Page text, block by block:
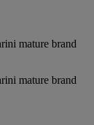
mature brand
mature brand